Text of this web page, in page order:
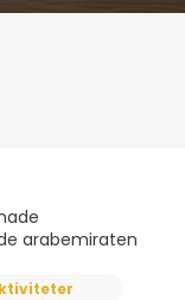
arabemiraten